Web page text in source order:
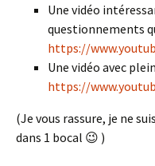
Une vidéo
questionnements
https://
Une vidéo avec
https://
(Je vous rassure, je ne
dans 1 bocal 😉 )